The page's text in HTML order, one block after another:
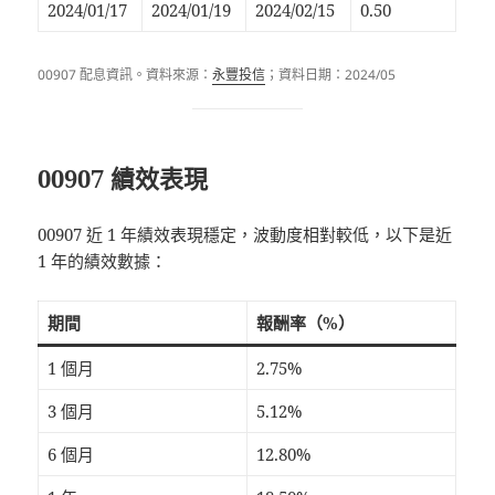
2024/01/17 2024/01/19 2024/02/15 0.50
00907 配息資訊。資料來源：永豐投信 ；資料日期：2024/05
00907 績效表現
00907 近 1 年績效表現穩定，波動度相對較低，以下是近
1 年的績效數據：
期間 報酬率（%）
1 個月
2.75%
3 個月
5.12%
6 個月
12.80%